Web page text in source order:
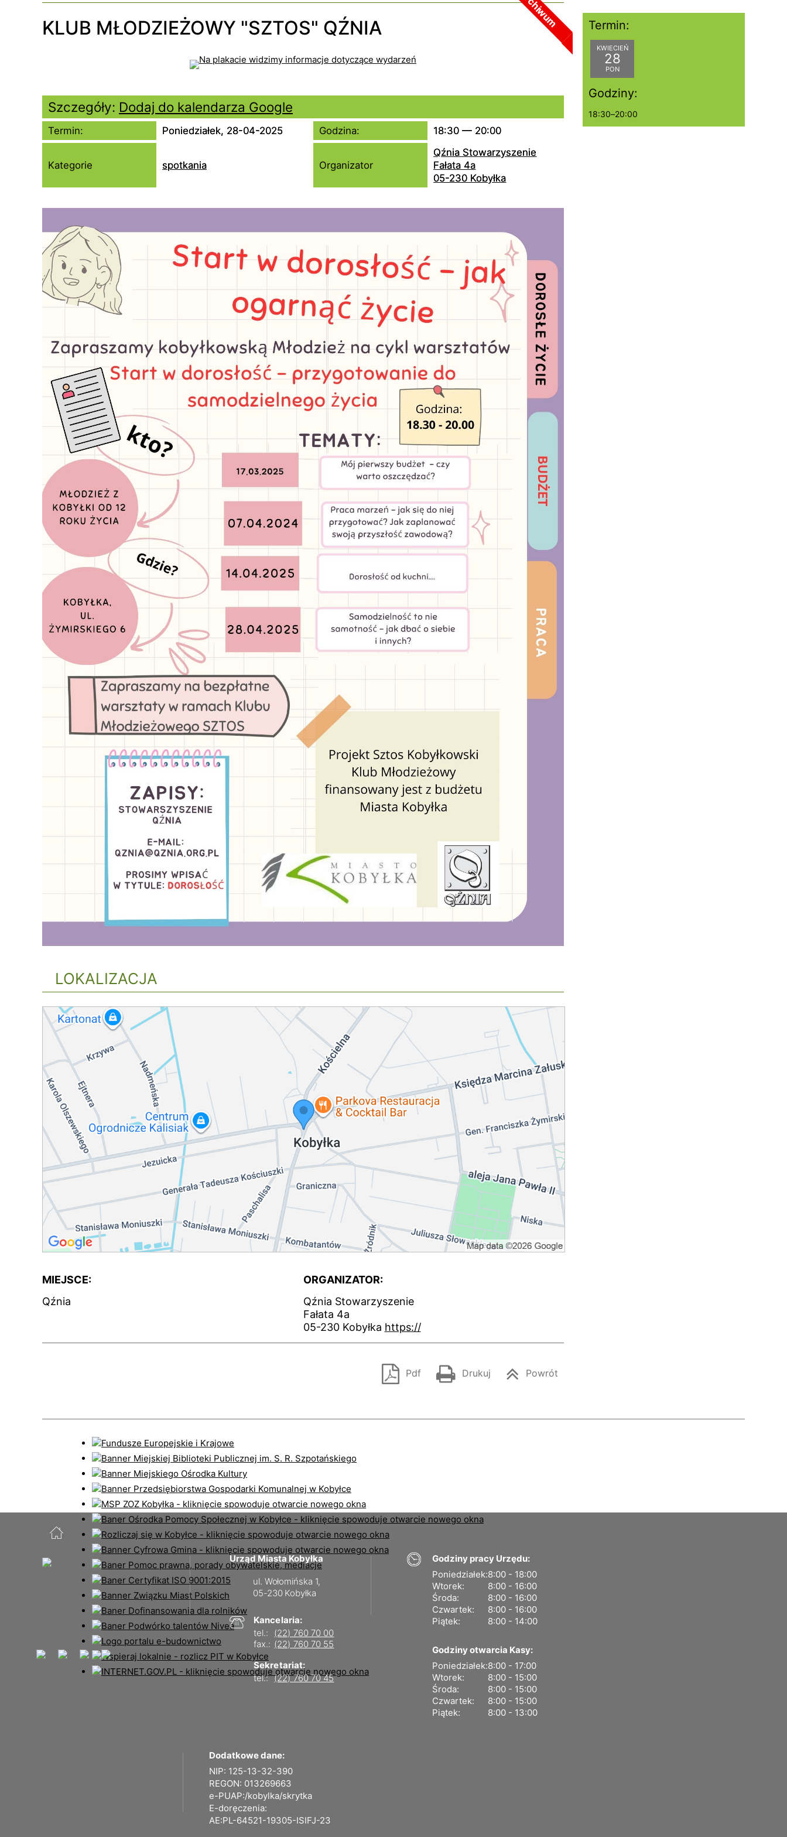
archiwum zakładowego
- wizyta w Urzędzie
Miejsce
Promowane
KLUB MŁODZIEŻOWY "SZTOS" QŹNIA Archiwum
Szczegóły: Dodaj do kalendarza Google
Termin: Poniedziałek, 28-04-2025 Godzina: 18:30 — 20:00
Kategorie spotkania Organizator
Qźnia Stowarzyszenie
Fałata 4a
05-230 Kobyłka
LOKALIZACJA
MIEJSCE:
Qźnia
ORGANIZATOR:
Qźnia Stowarzyszenie
Fałata 4a
05-230 Kobyłka https://
Pdf Drukuj Powrót
Termin:
KWIECIEŃ
28
PON
Godziny:
18:30–20:00
Urząd Miasta Kobyłka
ul. Wołomińska 1,
05-230 Kobyłka
Kancelaria:
tel.:
(22) 760 70 00
fax.: (22) 760 70 55
Sekretariat:
tel.: (22) 760 70 45
Godziny pracy Urzędu:
Poniedziałek:8:00 - 18:00
Wtorek:
8:00 - 16:00
Środa:
8:00 - 16:00
Czwartek:
8:00 - 16:00
Piątek:
8:00 - 14:00
Godziny otwarcia Kasy:
Poniedziałek:8:00 - 17:00
Wtorek:
8:00 - 15:00
Środa:
8:00 - 15:00
Czwartek:
8:00 - 15:00
Piątek:
8:00 - 13:00
Dodatkowe dane:
NIP: 125-13-32-390
REGON: 013269663
e-PUAP:/kobylka/skrytka
E-doręczenia:
AE:PL-64521-19305-ISIFJ-23